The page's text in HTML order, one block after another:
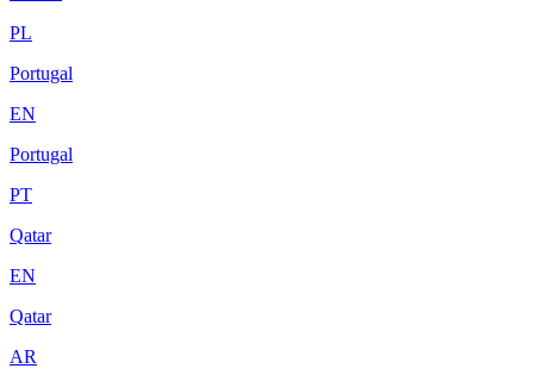
PL
Portugal
EN
Portugal
PT
Qatar
EN
Qatar
AR